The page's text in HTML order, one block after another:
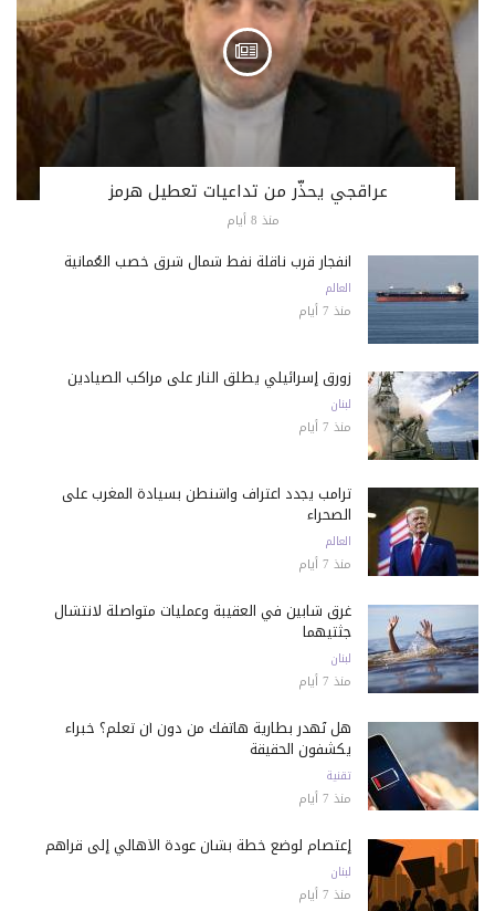
عراقجي يحذّر من تداعيات تعطيل هرمز
منذ 8 أيام
انفجار قرب ناقلة نفط شمال شرق خصب العُمانية
العالم
منذ 7 أيام
زورق إسرائيلي يطلق النار على مراكب الصيادين
لبنان
منذ 7 أيام
ترامب يجدد اعتراف واشنطن بسيادة المغرب على
الصحراء
العالم
منذ 7 أيام
غرق شابين في العقيبة وعمليات متواصلة لانتشال
جثتيهما
لبنان
منذ 7 أيام
هل تُهدر بطارية هاتفك من دون أن تعلم؟ خبراء
يكشفون الحقيقة
تقنية
منذ 7 أيام
إعتصام لوضع خطة بشأن عودة الأهالي إلى قراهم
لبنان
منذ 7 أيام